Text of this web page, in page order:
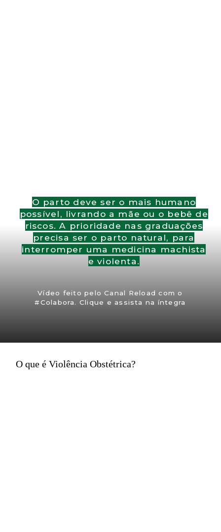
Vídeo feito pelo Canal Reload com o
#Colabora. Clique e assista na íntegra
O parto deve ser o mais humano
possível, livrando a mãe ou o bebê de
riscos. A prioridade nas graduações
precisa ser o parto natural, para
interromper uma medicina machista
e violenta.
O que é Violência Obstétrica?